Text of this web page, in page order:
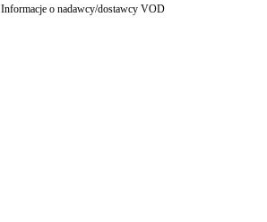
Informacje o nadawcy/dostawcy VOD